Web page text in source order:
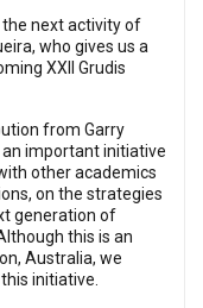
the next activity of
who gives us a
XXII Grudis
from Garry
important initiative
other academics
on the strategies
generation of
this is an
Australia, we
initiative.